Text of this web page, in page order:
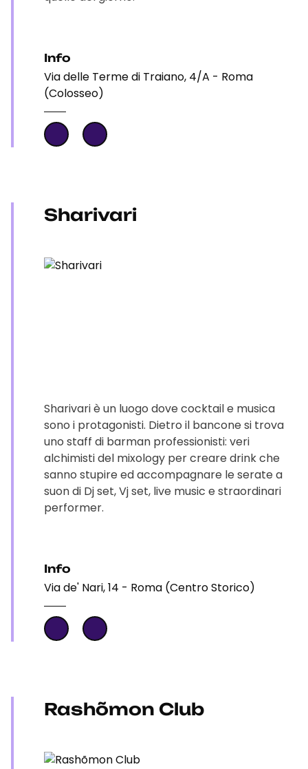
Info
Via delle Terme di Traiano, 4/A - Roma
(Colosseo)
Sharivari
Sharivari è un luogo dove cocktail e musica
sono i protagonisti. Dietro il bancone si trova
uno staff di barman professionisti: veri
alchimisti del mixology per creare drink che
sanno stupire ed accompagnare le serate a
suon di Dj set, Vj set, live music e straordinari
performer.
Info
Via de' Nari, 14 - Roma (Centro Storico)
Rashõmon Club